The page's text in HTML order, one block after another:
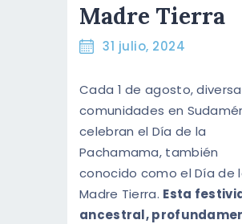
RESERVA AHORA
Madre Tierra
31 julio, 2024
Cada 1 de agosto,
comunidades en
celebran el Día de la
Pachamama, también
conocido como el Día de
Madre Tierra. Esta
ancestral,